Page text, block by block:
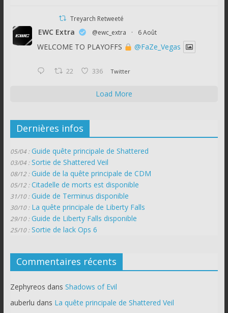
Treyarch Retweeté
EWC Extra @ewc_extra · 6 Août
WELCOME TO PLAYOFFS @FaZe_Vegas
22 336 Twitter
Load More
Dernières infos
05/04 : Guide quête principale de Shattered
03/04 : Sortie de Shattered Veil
08/12 : Guide de la quête principale de CDM
05/12 : Citadelle de morts est disponible
31/10 : Guide de Terminus disponible
30/10 : La quête principale de Liberty Falls
29/10 : Guide de Liberty Falls disponible
25/10 : Sortie de lack Ops 6
Commentaires récents
Zephyreos dans Shadows of Evil
auberlu dans La quête principale de Shattered Veil